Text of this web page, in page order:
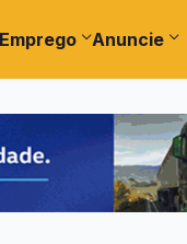
Anuncie